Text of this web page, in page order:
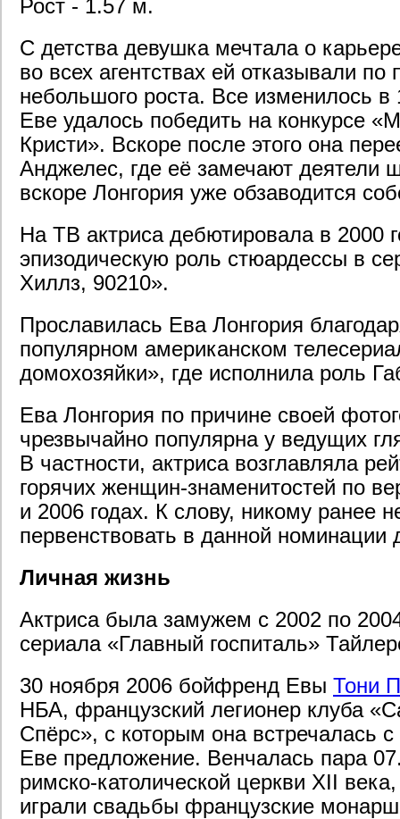
Рост - 1.57 м.
С детства девушка мечтала о
во всех агентствах ей отказывали по
небольшого роста. Все изменилось в
Еве удалось победить на конкурсе
Кристи». Вскоре после этого она
Анджелес, где её замечают деятели
вскоре Лонгория уже обзаводится
На ТВ актриса дебютировала в 2000
эпизодическую роль стюардессы в
Хиллз, 90210».
Прославилась Ева Лонгория
популярном американском
домохозяйки», где исполнила роль
Ева Лонгория по причине своей
чрезвычайно популярна у ведущих
В частности, актриса возглавляла
горячих женщин-знаменитостей по
и 2006 годах. К слову, никому ранее
первенствовать в данной номинации
Личная жизнь
Актриса была замужем с 2002 по
сериала «Главный госпиталь»
30 ноября 2006 бойфренд Евы Тони
НБА, французский легионер клуба
Спёрс», с которым она встречалась
Еве предложение. Венчалась пара
римско-католической церкви XII
играли свадьбы французские